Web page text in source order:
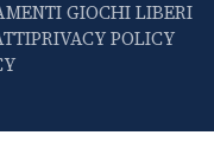
GIOCHI LIBERI
PRIVACY POLICY